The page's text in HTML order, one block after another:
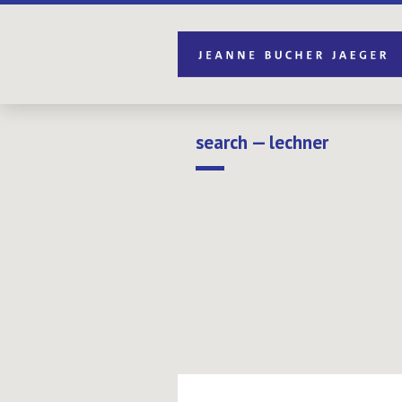
search — lechner